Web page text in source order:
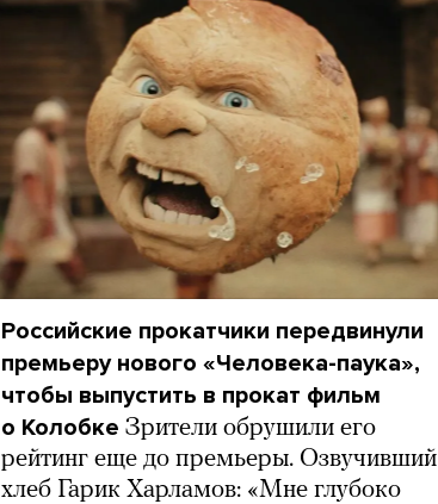
Российские прокатчики передвинули
премьеру нового «Человека-паука»,
чтобы выпустить в прокат фильм
о Колобке Зрители обрушили его
рейтинг еще до премьеры. Озвучивший
хлеб Гарик Харламов: «Мне глубоко